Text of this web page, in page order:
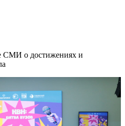
СМИ о достижениях и